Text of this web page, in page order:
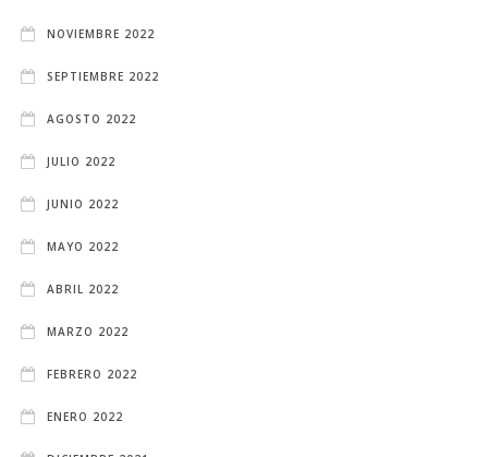
NOVIEMBRE 2022
SEPTIEMBRE 2022
AGOSTO 2022
JULIO 2022
JUNIO 2022
MAYO 2022
ABRIL 2022
MARZO 2022
FEBRERO 2022
ENERO 2022